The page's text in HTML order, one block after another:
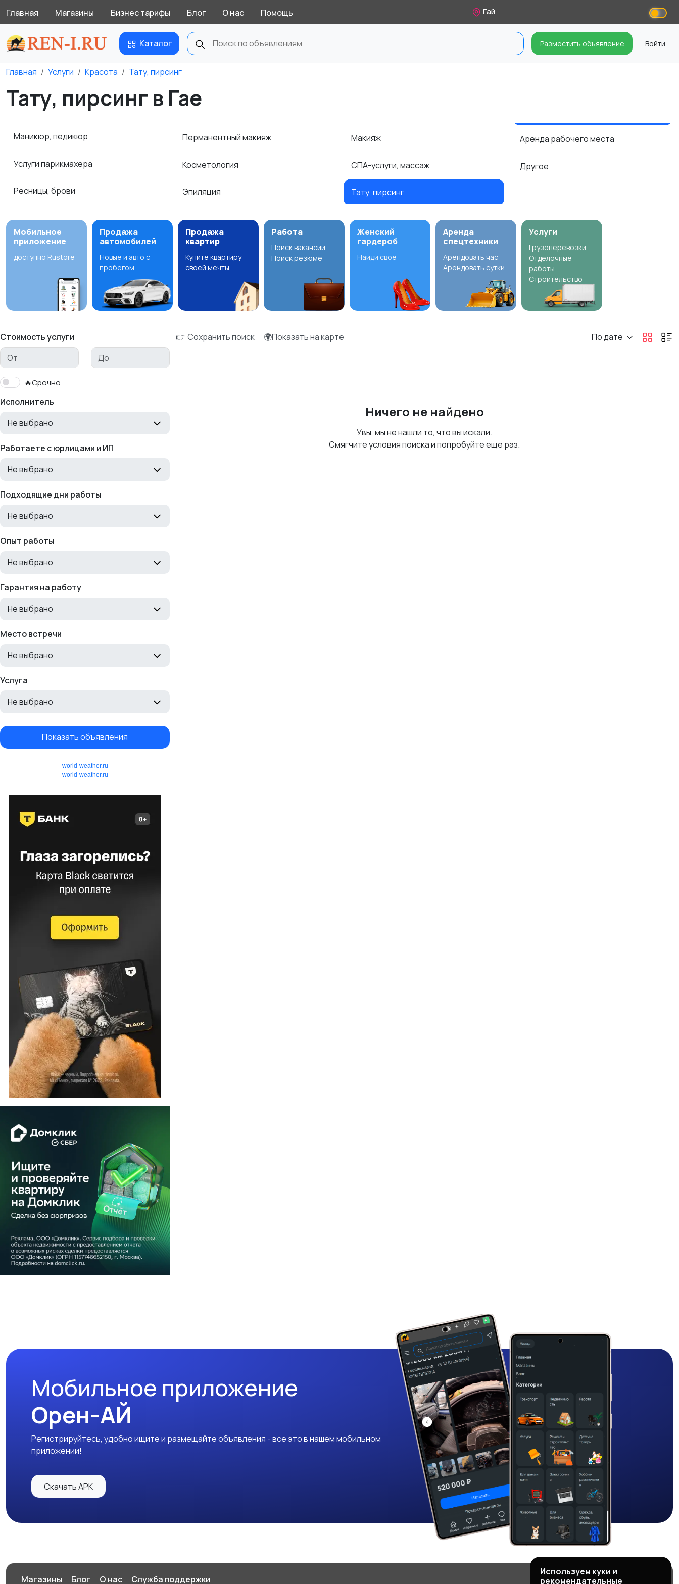
Главная Магазины Бизнес тарифы Блог О нас Помощь Гай
Каталог Разместить объявление Войти
Главная Услуги Красота Тату, пирсинг
Тату, пирсинг в Гае
Маникюр, педикюр
Услуги парикмахера
Ресницы, брови
Перманентный макияж
Косметология
Эпиляция
Макияж
СПА-услуги, массаж
Тату, пирсинг
Аренда рабочего места
Другое
Мобильное
приложение
доступно Rustore
Продажа
автомобилей
Новые и авто с
пробегом
Продажа
квартир
Купите квартиру
своей мечты
Работа
Поиск вакансий
Поиск резюме
Женский
гардероб
Найди своё
Аренда
спецтехники
Арендовать час
Арендовать сутки
Услуги
Грузоперевозки
Отделочные
работы
Строительство
Стоимость услуги
🔥Срочно
Исполнитель
Не выбрано
Работаете с юрлицами и ИП
Не выбрано
Подходящие дни работы
Не выбрано
Опыт работы
Не выбрано
Гарантия на работу
Не выбрано
Место встречи
Не выбрано
Услуга
Не выбрано
Показать объявления
world-weather.ru
world-weather.ru
👉 Сохранить поиск 🌍Показать на карте По дате
Ничего не найдено
Увы, мы не нашли то, что вы искали.
Смягчите условия поиска и попробуйте еще раз.
Мобильное приложение
Орен-АЙ
Регистрируйтесь, удобно ищите и размещайте объявления - все это в нашем мобильном
приложении!
Скачать APK
Магазины Блог О нас Служба поддержки
Используем куки и
рекомендательные